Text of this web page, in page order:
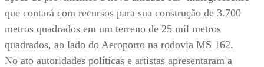
que contará com recursos para sua construção de 3.700
metros quadrados em um terreno de 25 mil metros
quadrados, ao lado do Aeroporto na rodovia MS 162.
No ato autoridades políticas e artistas apresentaram a